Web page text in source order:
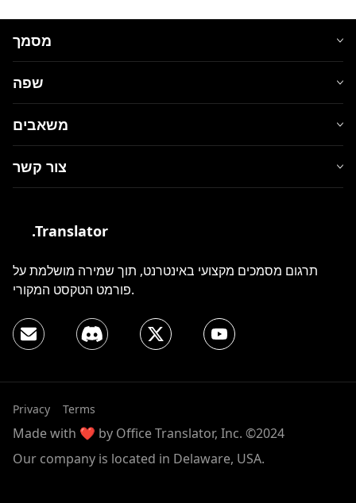
מסמך
שפה
משאבים
צור קשר
.Translator
תרגום מסמכים מקצועי באינטרנט, תוך שמירה מושלמת על
פורמט הטקסט המקורי.
Privacy Terms
Made with ❤️ by Office Translator, Inc. ©2024
Our company is located in Delaware, USA.